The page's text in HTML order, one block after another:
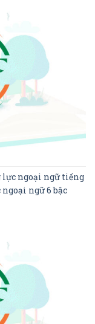
lực ngoại ngữ tiếng
ngữ 6 bậc